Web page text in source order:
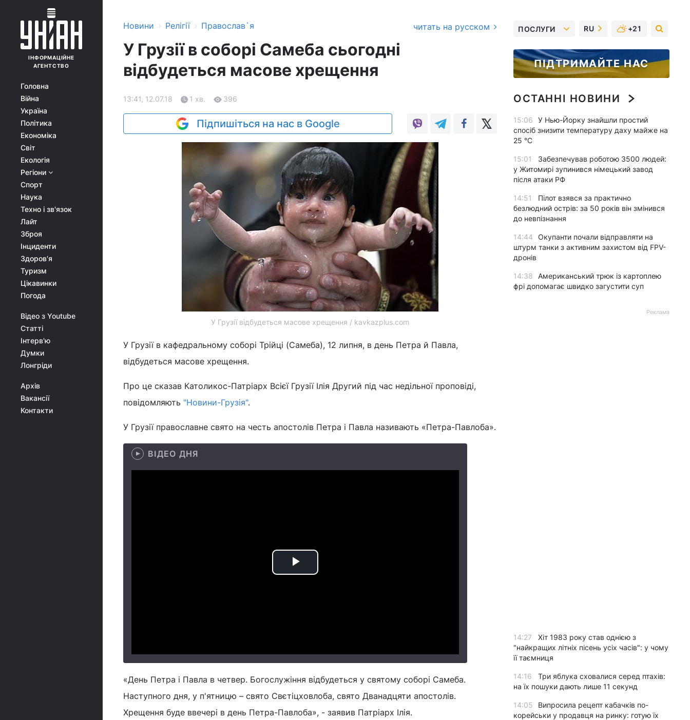
ІНФОРМАЦІЙНЕ
АГЕНТСТВО
Головна
Війна
Україна
Політика
Економіка
Світ
Екологія
Регіони
Спорт
Наука
Техно і зв'язок
Лайт
Зброя
Інциденти
Здоров'я
Туризм
Цікавинки
Погода
Відео з Youtube
Статті
Інтерв'ю
Думки
Лонгріди
Архів
Вакансії
Контакти
Новини › Релігії › Православ`я читать на русском
У Грузії в соборі Самеба сьогодні
відбудеться масове хрещення
13:41, 12.07.18 1 хв. 396
Підпишіться на нас в Google
У Грузії відбудеться масове хрещення / kavkazplus.com
У Грузії в кафедральному соборі Трійці (Самеба), 12 липня, в день Петра й Павла,
відбудеться масове хрещення.
Про це сказав Католикос-Патріарх Всієї Грузії Ілія Другий під час недільної проповіді,
повідомляють "Новини-Грузія".
У Грузії православне свято на честь апостолів Петра і Павла називають «Петра-Павлоба».
ВІДЕО ДНЯ
Play
«День Петра і Павла в четвер. Богослужіння відбудеться у святому соборі Самеба.
Наступного дня, у п'ятницю – свято Свєтіцховлоба, свято Дванадцяти апостолів.
Хрещення буде ввечері в день Петра-Павлоба», - заявив Патріарх Ілія.
ПОСЛУГИ RU +21
ПІДТРИМАЙТЕ НАС
ОСТАННІ НОВИНИ
15:06
У Нью-Йорку знайшли простий
спосіб знизити температуру даху майже на
25 °C
15:01
Забезпечував роботою 3500 людей:
у Житомирі зупинився німецький завод
після атаки РФ
14:51
Пілот взявся за практично
безлюдний острів: за 50 років він змінився
до невпізнання
14:44
Окупанти почали відправляти на
штурм танки з активним захистом від FPV-
дронів
14:38
Американський трюк із картоплею
фрі допомагає швидко загустити суп
Реклама
14:27
Хіт 1983 року став однією з
"найкращих літніх пісень усіх часів": у чому
її таємниця
14:16
Три яблука сховалися серед птахів:
на їх пошуки дають лише 11 секунд
14:05
Випросила рецепт кабачків по-
корейськи у продавця на ринку: готую їх